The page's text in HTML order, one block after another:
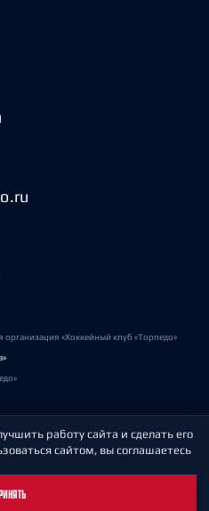
«Хоккейный клуб «Торпедо»
работу сайта и сделать его
сайтом, вы соглашаетесь